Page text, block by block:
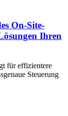
On-Site-
Ihren
für effizientere
Steuerung